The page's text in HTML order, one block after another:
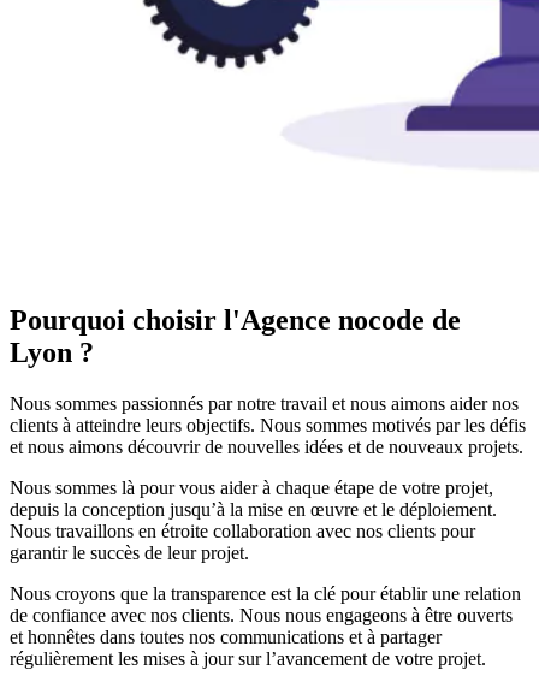
Pourquoi choisir l'Agence nocode de
Lyon ?
Nous sommes passionnés par notre travail et nous aimons aider nos
clients à atteindre leurs objectifs. Nous sommes motivés par les défis
et nous aimons découvrir de nouvelles idées et de nouveaux projets.
Nous sommes là pour vous aider à chaque étape de votre projet,
depuis la conception jusqu’à la mise en œuvre et le déploiement.
Nous travaillons en étroite collaboration avec nos clients pour
garantir le succès de leur projet.
Nous croyons que la transparence est la clé pour établir une relation
de confiance avec nos clients. Nous nous engageons à être ouverts
et honnêtes dans toutes nos communications et à partager
régulièrement les mises à jour sur l’avancement de votre projet.